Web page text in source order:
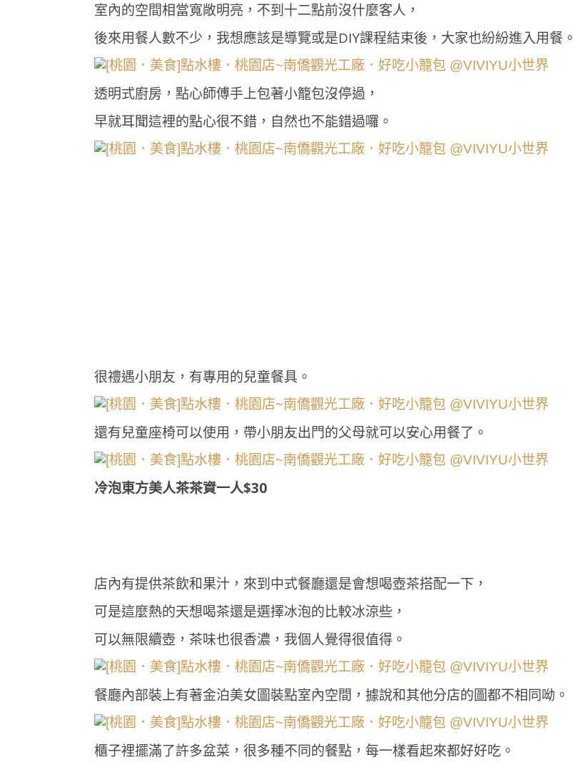
室內的空間相當寬敞明亮，不到十二點前沒什麼客人，
後來用餐人數不少，我想應該是導覽或是DIY課程結束後，大家也紛紛進入用餐。
透明式廚房，點心師傅手上包著小籠包沒停過，
早就耳聞這裡的點心很不錯，自然也不能錯過囉。
很禮遇小朋友，有專用的兒童餐具。
還有兒童座椅可以使用，帶小朋友出門的父母就可以安心用餐了。
冷泡東方美人茶茶資一人$30
店內有提供茶飲和果汁，來到中式餐廳還是會想喝壺茶搭配一下，
可是這麼熱的天想喝茶還是選擇冰泡的比較冰涼些，
可以無限續壺，茶味也很香濃，我個人覺得很值得。
餐廳內部裝上有著金泊美女圖裝點室內空間，據說和其他分店的圖都不相同呦。
櫃子裡擺滿了許多盆菜，很多種不同的餐點，每一樣看起來都好好吃。